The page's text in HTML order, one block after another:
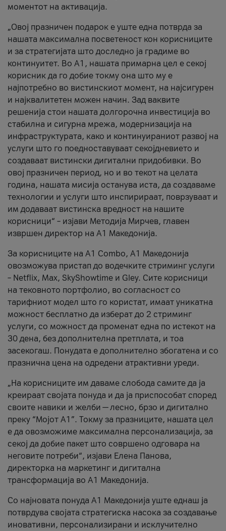
моментот на активација.
„Овој празничен подарок е уште една потврда за
нашата максимална посветеност кон корисниците
и за стратегијата што доследно ја градиме во
континуитет. Во А1, нашата примарна цел е секој
корисник да го добие токму она што му е
најпотребно во вистинскиот момент, на најсигурен
и најквалитетен можен начин. Зад ваквите
решенија стои нашата долгорочна инвестиција во
стабилна и сигурна мрежа, модернизација на
инфраструктурата, како и континуираниот развој на
услуги што го поедноставуваат секојдневието и
создаваат вистински дигитални придобивки. Во
овој празничен период, но и во текот на целата
година, нашата мисија останува иста, да создаваме
технологии и услуги што инспирираат, поврзуваат и
им додаваат вистинска вредност на нашите
корисници“ – изјави Методија Мирчев, главен
извршен директор на А1 Македонија.
За корисниците на A1 Combo, А1 Македонија
овозможува пристап до водечките стриминг услуги
– Netflix, Max, SkyShowtime и Gley. Сите корисници
на тековното портфолио, во согласност со
тарифниот модел што го користат, имаат уникатна
можност бесплатно да изберат до 2 стриминг
услуги, со можност да променат една по истекот на
30 дена, без дополнителна претплата, и тоа
засекогаш. Понудата е дополнително збогатена и со
празнична цена на одредени атрактивни уреди.
„На корисниците им даваме слобода самите да ја
креираат својата понуда и да ја приспособат според
своите навики и желби — лесно, брзо и дигитално
преку “Мојот А1”. Токму за празниците, нашата цел
е да овозможиме максимална персонализација, за
секој да добие пакет што совршено одговара на
неговите потреби“, изјави Елена Панова,
директорка на маркетинг и дигитална
трансформација во А1 Македонија.
Со најновата понуда А1 Македонија уште еднаш ја
потврдува својата стратегиска насока за создавање
иновативни, персонализирани и исклучително